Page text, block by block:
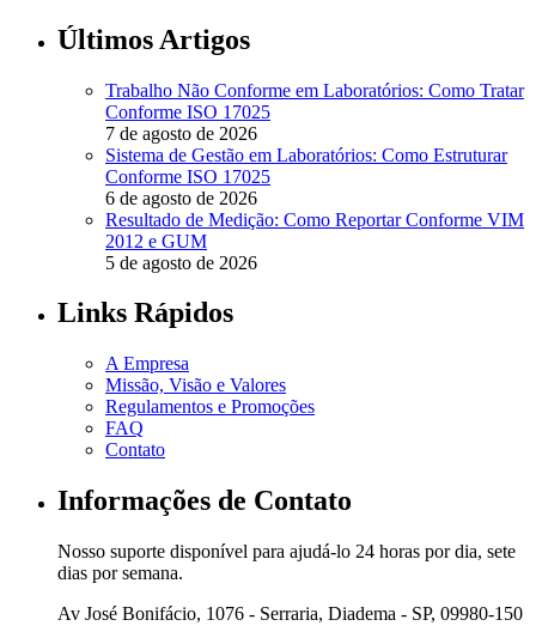
Últimos Artigos
Trabalho Não Conforme em Laboratórios: Como Tratar
Conforme ISO 17025
7 de agosto de 2026
Sistema de Gestão em Laboratórios: Como Estruturar
Conforme ISO 17025
6 de agosto de 2026
Resultado de Medição: Como Reportar Conforme VIM
2012 e GUM
5 de agosto de 2026
Links Rápidos
A Empresa
Missão, Visão e Valores
Regulamentos e Promoções
FAQ
Contato
Informações de Contato
Nosso suporte disponível para ajudá-lo 24 horas por dia, sete
dias por semana.
Av José Bonifácio, 1076 - Serraria, Diadema - SP, 09980-150